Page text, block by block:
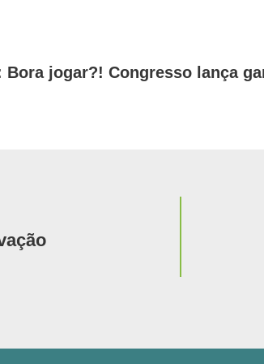
Bora jogar?! Congresso lança